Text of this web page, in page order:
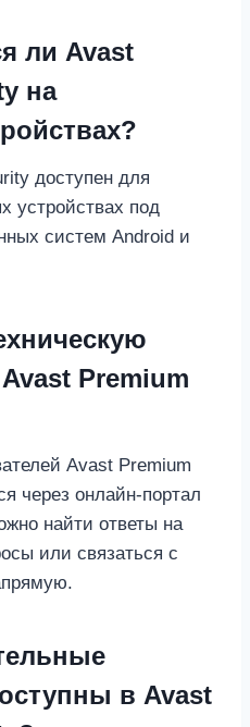
ли Avast
на
доступен для
устройствах под
систем Android и
Premium
Avast Premium
через онлайн-портал
найти ответы на
или связаться с
в Avast